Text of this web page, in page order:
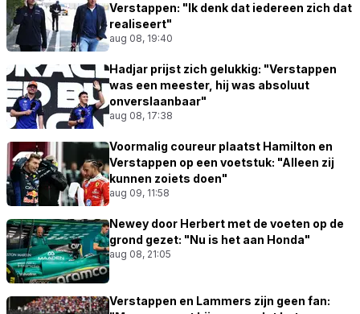
Verstappen: "Ik denk dat iedereen zich dat
realiseert"
aug 08, 19:40
Hadjar prijst zich gelukkig: "Verstappen
was een meester, hij was absoluut
onverslaanbaar"
aug 08, 17:38
Voormalig coureur plaatst Hamilton en
Verstappen op een voetstuk: "Alleen zij
kunnen zoiets doen"
aug 09, 11:58
Newey door Herbert met de voeten op de
grond gezet: "Nu is het aan Honda"
aug 08, 21:05
Verstappen en Lammers zijn geen fan: